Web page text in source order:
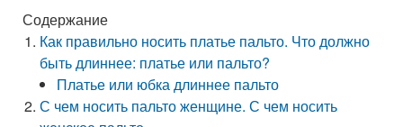
Содержание
Как правильно носить платье пальто. Что должно
быть длиннее: платье или пальто?
Платье или юбка длиннее пальто
С чем носить пальто женщине. С чем носить